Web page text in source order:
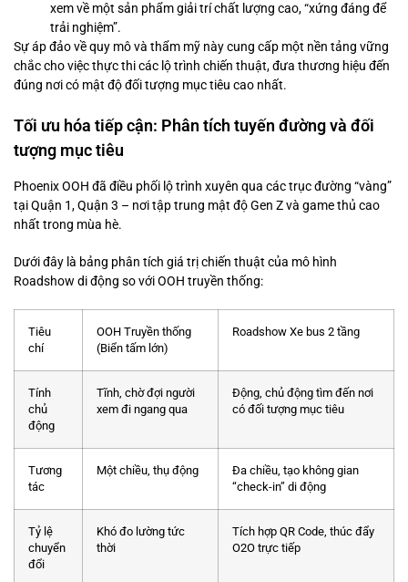
xem về một sản phẩm giải trí chất lượng cao, “xứng đáng để
trải nghiệm”.
Sự áp đảo về quy mô và thẩm mỹ này cung cấp một nền tảng vững
chắc cho việc thực thi các lộ trình chiến thuật, đưa thương hiệu đến
đúng nơi có mật độ đối tượng mục tiêu cao nhất.
Tối ưu hóa tiếp cận: Phân tích tuyến đường và đối
tượng mục tiêu
Phoenix OOH đã điều phối lộ trình xuyên qua các trục đường “vàng”
tại Quận 1, Quận 3 – nơi tập trung mật độ Gen Z và game thủ cao
nhất trong mùa hè.
Dưới đây là bảng phân tích giá trị chiến thuật của mô hình
Roadshow di động so với OOH truyền thống:
Tiêu
chí
OOH Truyền thống
(Biển tấm lớn)
Roadshow Xe bus 2 tầng
Tính
chủ
động
Tĩnh, chờ đợi người
xem đi ngang qua
Động, chủ động tìm đến nơi
có đối tượng mục tiêu
Tương
tác
Một chiều, thụ động
Đa chiều, tạo không gian
“check-in” di động
Tỷ lệ
chuyển
đổi
Khó đo lường tức
thời
Tích hợp QR Code, thúc đẩy
O2O trực tiếp